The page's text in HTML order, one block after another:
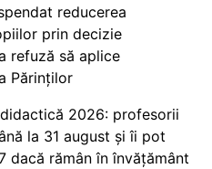
reducerea
prin decizie
refuză să aplice
Părinților
2026: profesorii
la 31 august și îi pot
dacă rămân în învățământ